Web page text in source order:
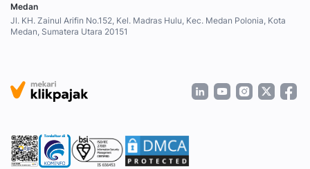
Medan
Jl. KH. Zainul Arifin No.152, Kel. Madras Hulu, Kec. Medan Polonia, Kota
Medan, Sumatera Utara 20151